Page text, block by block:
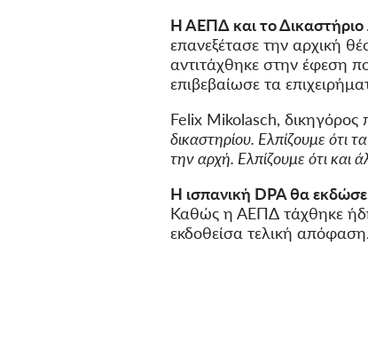
Η ΑΕΠΔ και το Δικαστήριο
επανεξέτασε την αρχική
αντιτάχθηκε στην έφεση
επιβεβαίωσε τα
Felix Mikolasch,
δικαστηρίου. Ελπίζουμε ότι
την αρχή. Ελπίζουμε ότι
Η ισπανική DPA θα
Καθώς η ΑΕΠΔ τάχθηκε
εκδοθείσα τελική